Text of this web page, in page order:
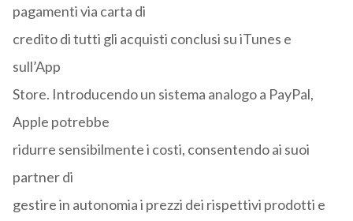
pagamenti via carta di
credito di tutti gli acquisti conclusi su iTunes e
sull’App
Store. Introducendo un sistema analogo a PayPal,
Apple potrebbe
ridurre sensibilmente i costi, consentendo ai suoi
partner di
gestire in autonomia i prezzi dei rispettivi prodotti e